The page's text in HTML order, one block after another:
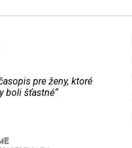
pre ženy, ktoré
boli šťastné“